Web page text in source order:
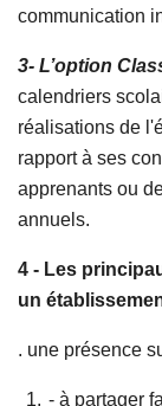
communication
3- L’option
calendriers
réalisations de
rapport à ses
apprenants ou
annuels.
4 - Les
un
. une présence
- à partager